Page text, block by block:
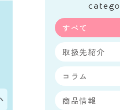
すべて
取扱先紹介
コラム
商品情報